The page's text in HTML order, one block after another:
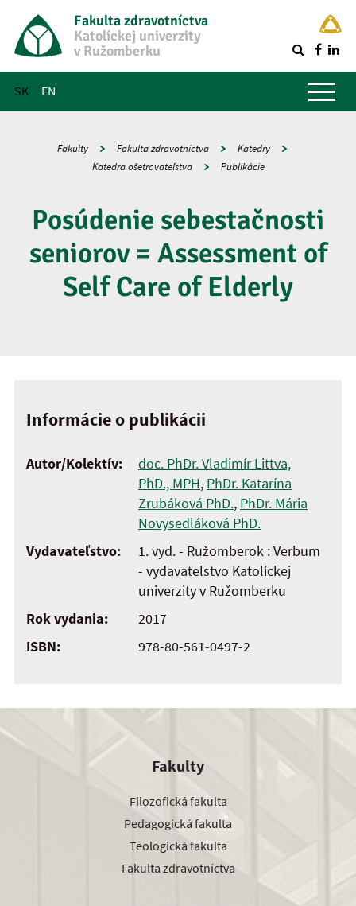
Fakulta zdravotníctva
Katolíckej univerzity
v Ružomberku
SK EN
Hlavné menu
Fakulty Fakulta zdravotníctva
Katedry
Katedra ošetrovateľstva
Publikácie
Posúdenie sebestačnosti
seniorov = Assessment of
Self Care of Elderly
Informácie o publikácii
Autor/Kolektív:
doc. PhDr. Vladimír Littva,
PhD., MPH, PhDr. Katarína
Zrubáková PhD., PhDr. Mária
Novysedláková PhD.
Vydavateľstvo:
1. vyd. - Ružomberok : Verbum
- vydavateľstvo Katolíckej
univerzity v Ružomberku
Rok vydania:
2017
ISBN:
978-80-561-0497-2
Fakulty
Filozofická fakulta
Pedagogická fakulta
Teologická fakulta
Fakulta zdravotníctva